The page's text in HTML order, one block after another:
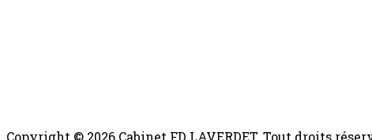
Copyright © 2026 Cabinet FD LAVERDET. Tout droits